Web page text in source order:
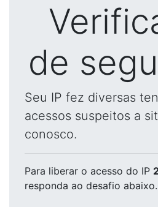
de
Seu IP fez diversas
acessos suspeitos a
conosco.
Para liberar o acesso do IP
responda ao desafio abaixo.